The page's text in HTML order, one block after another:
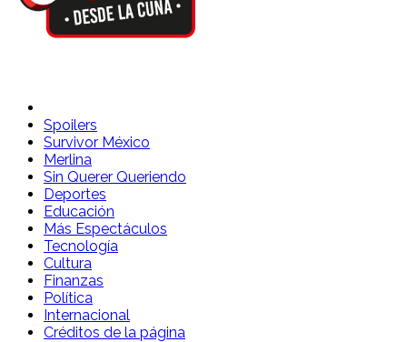
Spoilers Desde la Cuna
Sitio con información sobre series, película, reality shows y
telenovelas
Spoilers
Survivor México
Merlina
Sin Querer Queriendo
Deportes
Educación
Más Espectáculos
Tecnología
Cultura
Finanzas
Política
Internacional
Créditos de la página